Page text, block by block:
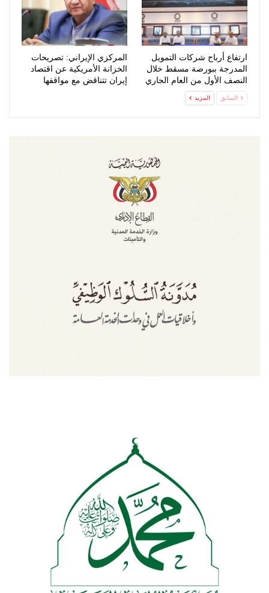
ارتفاع أرباح شركات التمويل
المدرجة ببورصة مسقط خلال
النصف الأول من العام الجاري
المركزي الإيراني: تصريحات
الخزانة الأمريكية عن اقتصاد
إيران تتناقض مع مواقفها
السابق المزيد